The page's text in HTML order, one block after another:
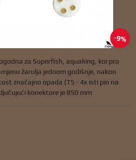
9%
za Superfish, aquaking, koi pro
žarulja jednom godišnje, nakon
značajno opada (T5 - 4x isti pin na
konektore je 850 mm